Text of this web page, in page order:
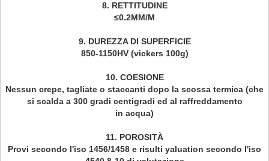
8. RETTITUDINE
≤0.2MM/M
9. DUREZZA DI SUPERFICIE
850-1150HV (vickers 100g)
10. COESIONE
Nessun crepe, tagliate o staccanti dopo la scossa termica (che
si scalda a 300 gradi centigradi ed al raffreddamento
in acqua)
11. POROSITÀ
Provi secondo l'iso 1456/1458 e risulti yaluation secondo l'iso